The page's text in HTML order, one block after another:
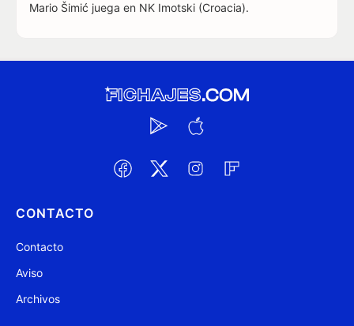
Mario Šimić juega en NK Imotski (Croacia).
CONTACTO
Contacto
Aviso
Archivos